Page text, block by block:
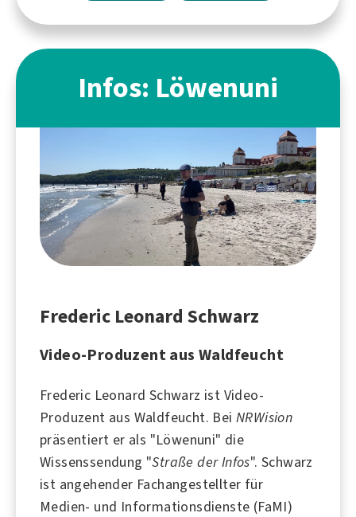
Infos: Löwenuni
Frederic Leonard Schwarz
Video-Produzent aus Waldfeucht
Frederic Leonard Schwarz ist Video-
Produzent aus Waldfeucht. BeiNRWision
präsentiert er als "Löwenuni" die
Wissenssendung "Straße der Infos". Schwarz
ist angehender Fachangestellter für
Medien- und Informationsdienste (FaMI)